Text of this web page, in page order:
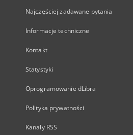
Najczęściej zadawane pytania
Informacje techniczne
Kontakt
Statystyki
Oprogramowanie dLibra
Polityka prywatności
Kanały RSS